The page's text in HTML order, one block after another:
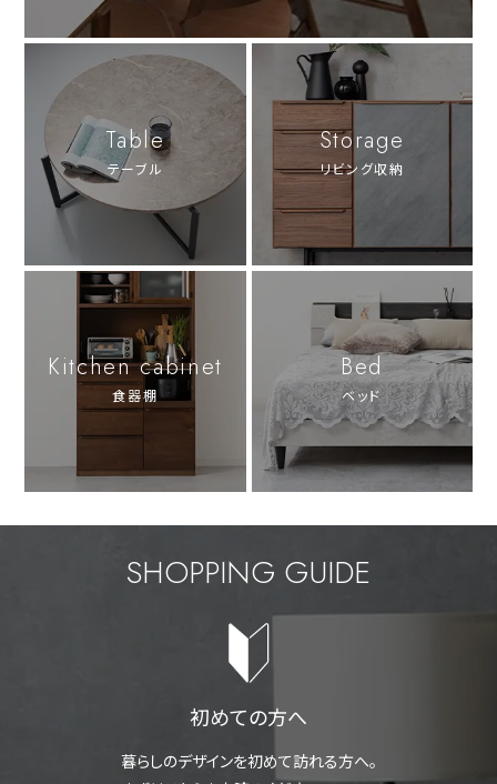
Table
テーブル
Storage
リビング収納
Kitchen cabinet
食器棚
Bed
ベッド
SHOPPING GUIDE
初めての方へ
暮らしのデザインを初めて訪れる方へ。